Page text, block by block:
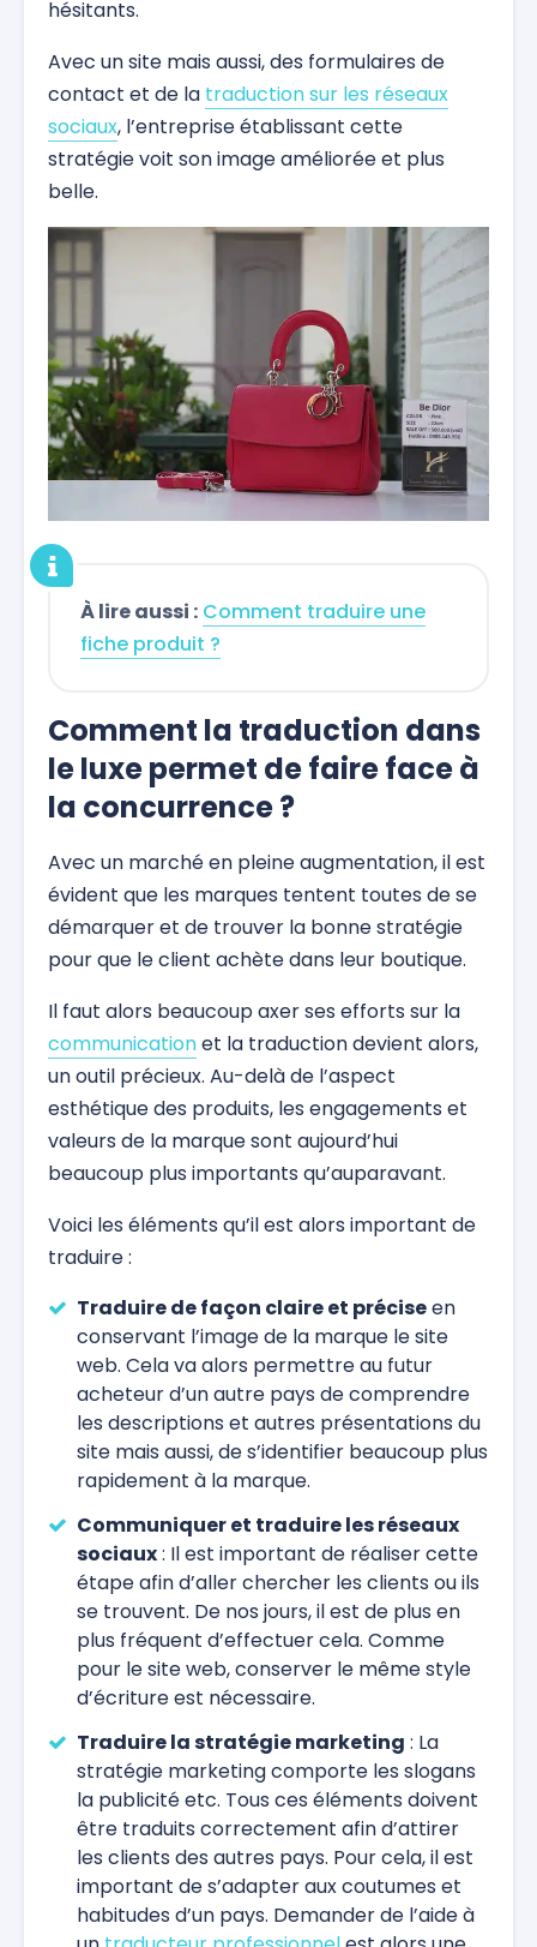
hésitants.
Avec un site mais aussi, des formulaires de
contact et de la traduction sur les réseaux
sociaux, l’entreprise établissant cette
stratégie voit son image améliorée et plus
belle.
À lire aussi : Comment traduire une
fiche produit ?
Comment la traduction dans
le luxe permet de faire face à
la concurrence ?
Avec un marché en pleine augmentation, il est
évident que les marques tentent toutes de se
démarquer et de trouver la bonne stratégie
pour que le client achète dans leur boutique.
Il faut alors beaucoup axer ses efforts sur la
communicationet la traduction devient alors,
un outil précieux. Au-delà de l’aspect
esthétique des produits, les engagements et
valeurs de la marque sont aujourd’hui
beaucoup plus importants qu’auparavant.
Voici les éléments qu’il est alors important de
traduire :
Traduire de façon claire et préciseen
conservant l’image de la marque le site
web. Cela va alors permettre au futur
acheteur d’un autre pays de comprendre
les descriptions et autres présentations du
site mais aussi, de s’identifier beaucoup plus
rapidement à la marque.
Communiquer et traduire les réseaux
sociaux: Il est important de réaliser cette
étape afin d’aller chercher les clients ou ils
se trouvent. De nos jours, il est de plus en
plus fréquent d’effectuer cela. Comme
pour le site web, conserver le même style
d’écriture est nécessaire.
Traduire la stratégie marketing : La
stratégie marketing comporte les slogans
la publicité etc. Tous ces éléments doivent
être traduits correctement afin d’attirer
les clients des autres pays. Pour cela, il est
important de s’adapter aux coutumes et
habitudes d’un pays. Demander de l’aide à